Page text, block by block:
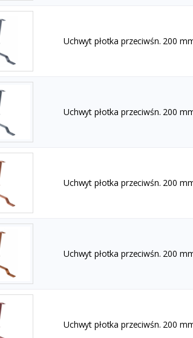
Uchwyt płotka przeciwśn. 200
Uchwyt płotka przeciwśn. 200
Uchwyt płotka przeciwśn. 200
Uchwyt płotka przeciwśn. 200
Uchwyt płotka przeciwśn. 200